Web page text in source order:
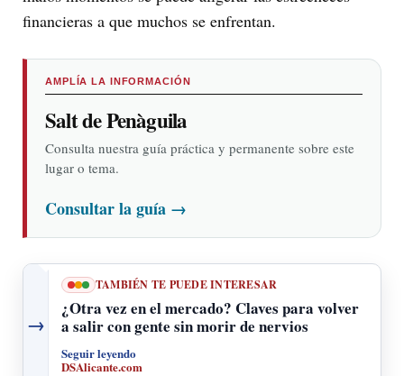
financieras a que muchos se enfrentan.
AMPLÍA LA INFORMACIÓN
Salt de Penàguila
Consulta nuestra guía práctica y permanente sobre este
lugar o tema.
Consultar la guía →
→
TAMBIÉN TE PUEDE INTERESAR
¿Otra vez en el mercado? Claves para volver
a salir con gente sin morir de nervios
Seguir leyendo
DSAlicante.com